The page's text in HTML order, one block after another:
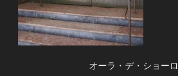
オーラ・デ・ショーロ